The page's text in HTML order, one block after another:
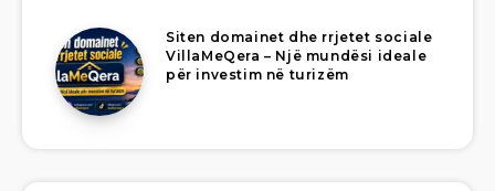
Siten domainet dhe rrjetet sociale
VillaMeQera – Një mundësi ideale
për investim në turizëm